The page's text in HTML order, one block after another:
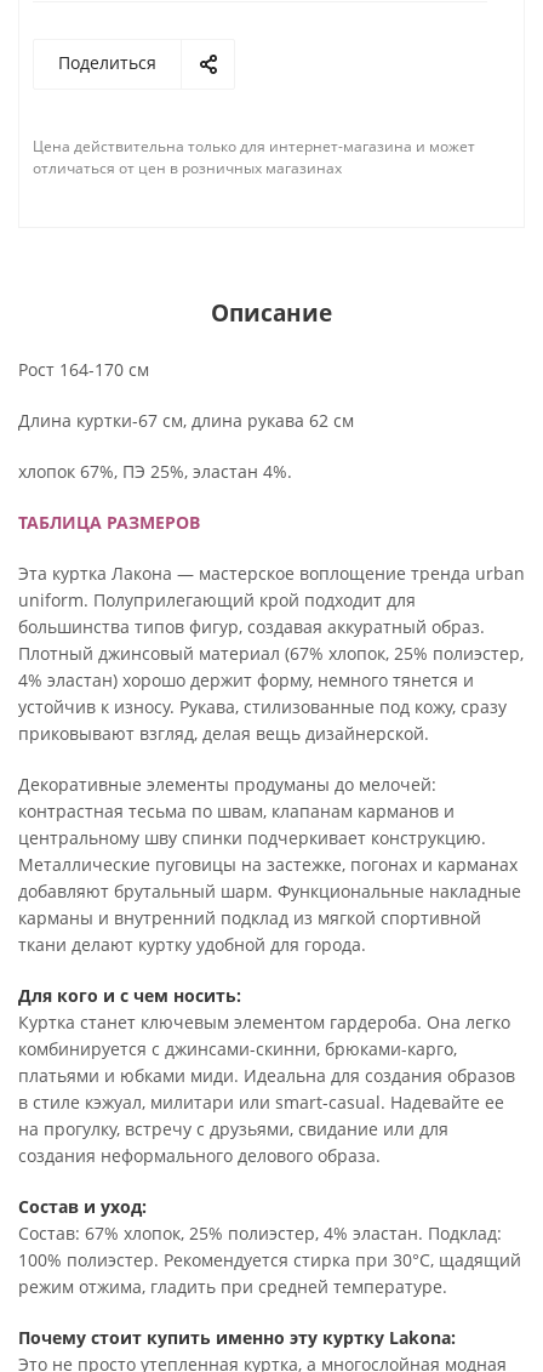
Поделиться
Цена действительна только для интернет-магазина и может
отличаться от цен в розничных магазинах
Описание
Рост 164-170 см
Длина куртки-67 см, длина рукава 62 см
хлопок 67%, ПЭ 25%, эластан 4%.
ТАБЛИЦА РАЗМЕРОВ
Эта куртка Лакона — мастерское воплощение тренда urban
uniform. Полуприлегающий крой подходит для
большинства типов фигур, создавая аккуратный образ.
Плотный джинсовый материал (67% хлопок, 25% полиэстер,
4% эластан) хорошо держит форму, немного тянется и
устойчив к износу. Рукава, стилизованные под кожу, сразу
приковывают взгляд, делая вещь дизайнерской.
Декоративные элементы продуманы до мелочей:
контрастная тесьма по швам, клапанам карманов и
центральному шву спинки подчеркивает конструкцию.
Металлические пуговицы на застежке, погонах и карманах
добавляют брутальный шарм. Функциональные накладные
карманы и внутренний подклад из мягкой спортивной
ткани делают куртку удобной для города.
Для кого и с чем носить:
Куртка станет ключевым элементом гардероба. Она легко
комбинируется с джинсами-скинни, брюками-карго,
платьями и юбками миди. Идеальна для создания образов
в стиле кэжуал, милитари или smart-casual. Надевайте ее
на прогулку, встречу с друзьями, свидание или для
создания неформального делового образа.
Состав и уход:
Состав: 67% хлопок, 25% полиэстер, 4% эластан. Подклад:
100% полиэстер. Рекомендуется стирка при 30°C, щадящий
режим отжима, гладить при средней температуре.
Почему стоит купить именно эту куртку Lakona:
Это не просто утепленная куртка, а многослойная модная